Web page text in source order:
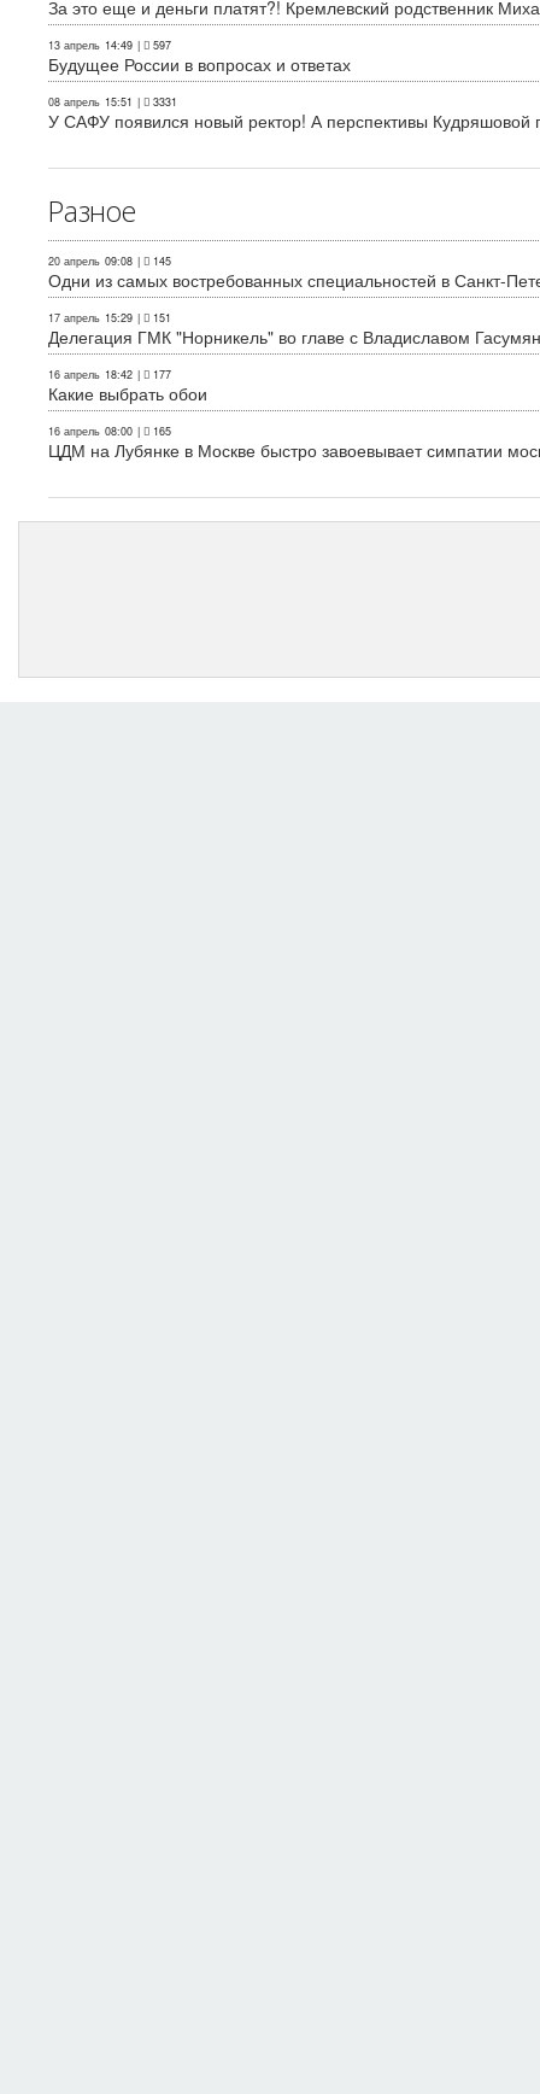
За это еще и деньги платят?! Кремлевский родственник
13 апрель 14:49 | 597
Будущее России в вопросах и ответах
08 апрель 15:51 | 3331
У САФУ появился новый ректор! А перспективы Кудряшовой
Разное
20 апрель 09:08 | 145
Одни из самых востребованных специальностей в Санкт-
17 апрель 15:29 | 151
Делегация ГМК "Норникель" во главе с Владиславом
16 апрель 18:42 | 177
Какие выбрать обои
16 апрель 08:00 | 165
ЦДМ на Лубянке в Москве быстро завоевывает симпатии